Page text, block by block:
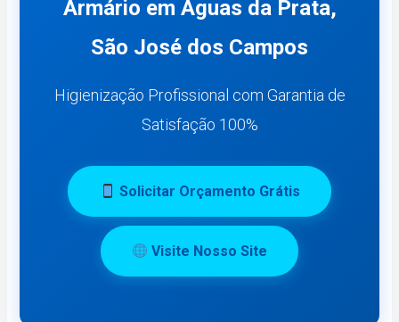
Armário em Águas da Prata,
São José dos Campos
Higienização Profissional com Garantia de
Satisfação 100%
Solicitar Orçamento Grátis
Visite Nosso Site